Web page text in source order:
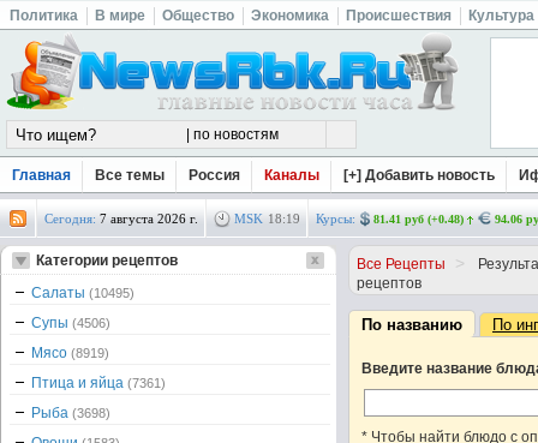
Политика В мире Общество Экономика Происшествия Культура
Главная Все темы Россия Каналы [+] Добавить новость
Сегодня: 7 августа 2026 г. MSK 18:19 Курсы: 81.41 руб (+0.48) 94.06
Все Рецепты >
рецептов
По названию По
Введите название
* Чтобы найти блюдо с
Категории рецептов
Салаты (10495)
Супы (4506)
Мясо (8919)
Птица и яйца (7361)
Рыба (3698)